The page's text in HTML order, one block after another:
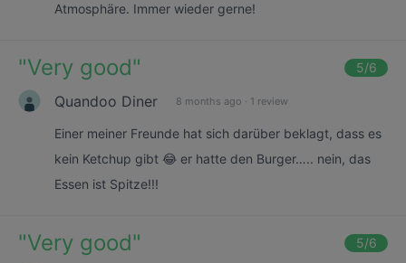
Atmosphäre. Immer wieder gerne!
"Very good" 5/6
Quandoo Diner 8 months ago · 1 review
Einer meiner Freunde hat sich darüber beklagt, dass es
kein Ketchup gibt 😂 er hatte den Burger….. nein, das
Essen ist Spitze!!!
"Very good" 5/6